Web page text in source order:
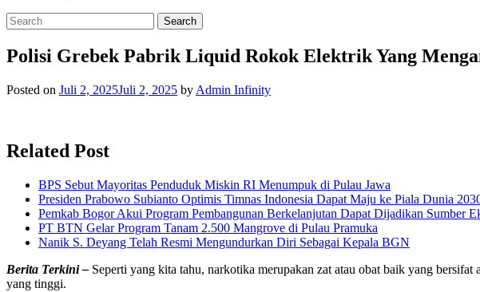
Polisi Grebek Pabrik Liquid Rokok Elektrik Yang
Posted on Juli 2, 2025Juli 2, 2025 by Admin Infinity
Related Post
BPS Sebut Mayoritas Penduduk Miskin RI Menumpuk di Pulau Jawa
Presiden Prabowo Subianto Optimis Timnas Indonesia Dapat Maju ke Piala Dunia
Pemkab Bogor Akui Program Pembangunan Berkelanjutan Dapat Dijadikan Sumber
PT BTN Gelar Program Tanam 2.500 Mangrove di Pulau Pramuka
Nanik S. Deyang Telah Resmi Mengundurkan Diri Sebagai Kepala BGN
Berita Terkini – Seperti yang kita tahu, narkotika merupakan zat atau obat baik yang
yang tinggi.